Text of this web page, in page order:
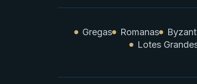
Gregas Romanas
Lotes